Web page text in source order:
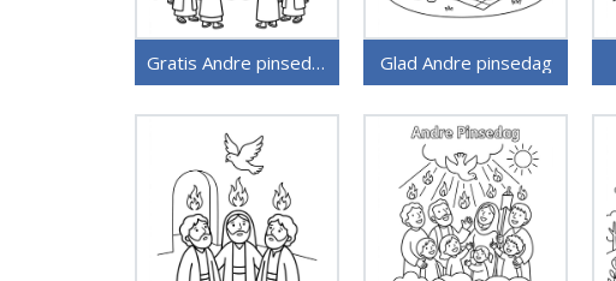
Gratis Andre pinsedag å skrive ut Glad Andre pinsedag